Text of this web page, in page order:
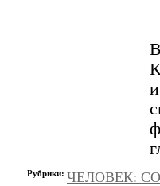
Рубрики: ЧЕЛОВЕК: